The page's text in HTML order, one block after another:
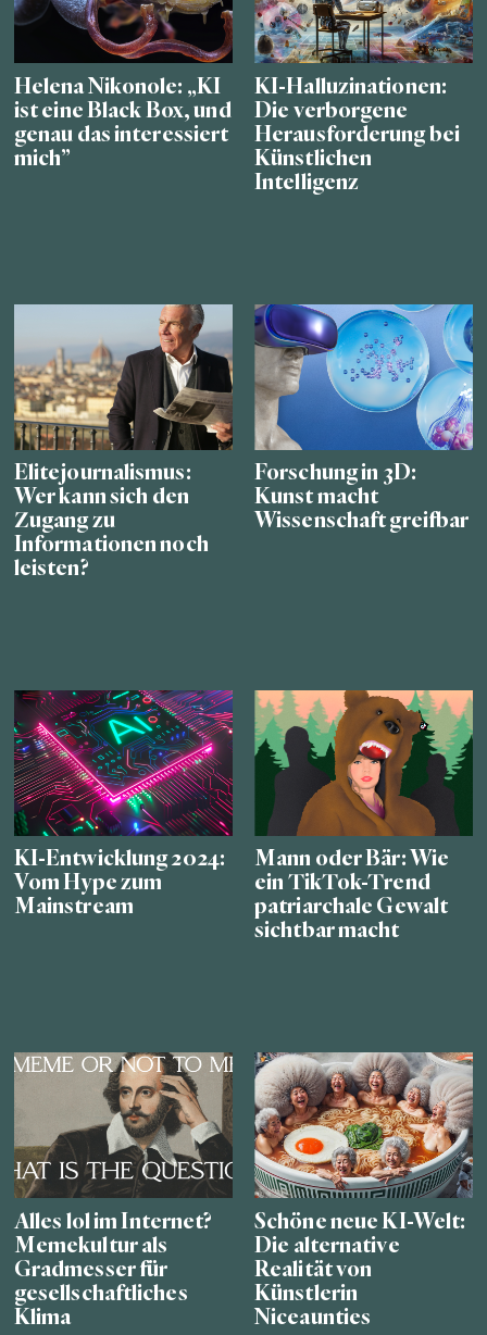
Helena Nikonole: „KI
ist eine Black Box, und
genau das interessiert
mich”
KI-Halluzinationen:
Die verborgene
Herausforderung bei
Künstlichen
Intelligenz
Elitejournalismus:
Wer kann sich den
Zugang zu
Informationen noch
leisten?
Forschung in 3D:
Kunst macht
Wissenschaft greifbar
KI-Entwicklung 2024:
Vom Hype zum
Mainstream
Mann oder Bär: Wie
ein TikTok-Trend
patriarchale Gewalt
sichtbar macht
Alles lol im Internet?
Memekultur als
Gradmesser für
gesellschaftliches
Klima
Schöne neue KI-Welt:
Die alternative
Realität von
Künstlerin
Niceaunties